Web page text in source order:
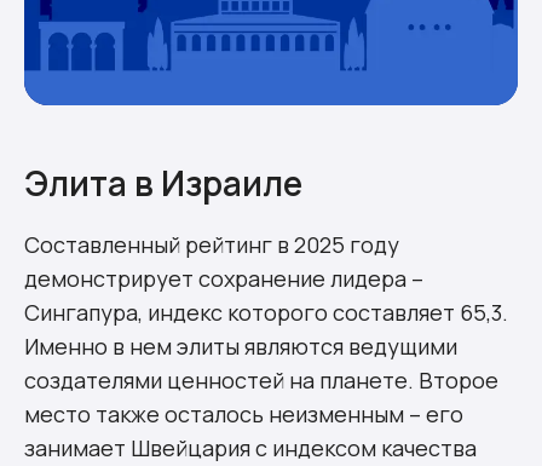
Элита в Израиле
Составленный рейтинг в 2025 году
демонстрирует сохранение лидера –
Сингапура, индекс которого составляет 65,3.
Именно в нем элиты являются ведущими
создателями ценностей на планете. Второе
место также осталось неизменным – его
занимает Швейцария с индексом качества